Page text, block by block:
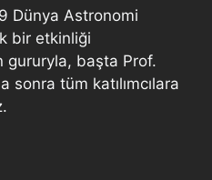
Dünya Astronomi
bir etkinliği
gururyla, başta Prof.
sonra tüm katılımcılara